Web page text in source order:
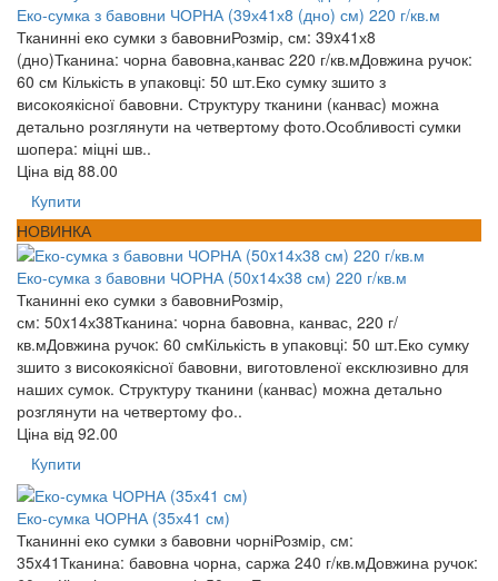
Еко-сумка з бавовни ЧОРНА (39х41х8 (дно) см) 220 г/кв.м
Тканинні еко сумки з бавовниРозмір, см: 39x41х8
(дно)Тканина: чорна бавовна,канвас 220 г/кв.мДовжина ручок:
60 см Кількість в упаковці: 50 шт.Еко сумку зшито з
високоякісної бавовни. Структуру тканини (канвас) можна
детально розглянути на четвертому фото.Особливості сумки
шопера: міцні шв..
Ціна від 88.00
Купити
НОВИНКА
Еко-сумка з бавовни ЧОРНА (50x14х38 см) 220 г/кв.м
Тканинні еко сумки з бавовниРозмір,
см: 50x14х38Тканина: чорна бавовна, канвас, 220 г/
кв.мДовжина ручок: 60 смКількість в упаковці: 50 шт.Еко сумку
зшито з високоякісної бавовни, виготовленої ексклюзивно для
наших сумок. Структуру тканини (канвас) можна детально
розглянути на четвертому фо..
Ціна від 92.00
Купити
Еко-сумка ЧОРНА (35х41 см)
Тканинні еко сумки з бавовни чорніРозмір, см:
35x41Тканина: бавовна чорна, саржа 240 г/кв.мДовжина ручок: